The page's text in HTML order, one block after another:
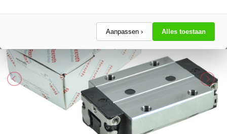
Aanpassen › Alles toestaan